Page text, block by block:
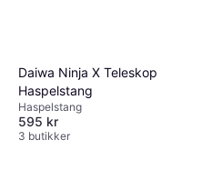
Daiwa Ninja X Teleskop
Haspelstang
Haspelstang
595 kr
3 butikker